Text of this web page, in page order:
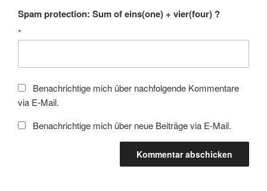
Spam protection: Sum of eins(one) + vier(four) ?
*
Benachrichtige mich über nachfolgende Kommentare
via E-Mail.
Benachrichtige mich über neue Beiträge via E-Mail.